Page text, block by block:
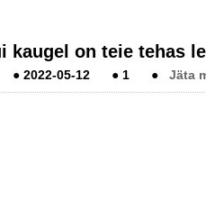
kaugel on teie tehas
● 2022-05-12 ● 1 ● Jäta